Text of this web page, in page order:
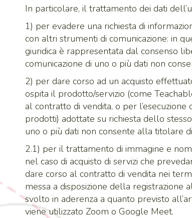
In particolare, il trattamento dei dati
1) per evadere una richiesta di
con altri strumenti di comunicazione: in
giuridica è rappresentata dal consenso
comunicazione di uno o più dati non
2) per dare corso ad un acquisto
ospita il prodotto/servizio (come
al contratto di vendita, o per
prodotti) adottate su richiesta dello
uno o più dati non consente alla titolare
2.1) per il trattamento di immagine e
nel caso di acquisto di servizi che
dare corso al contratto di vendita nei
messa a disposizione della
svolto in aderenza a quanto previsto
viene utilizzato Zoom o Google Meet.